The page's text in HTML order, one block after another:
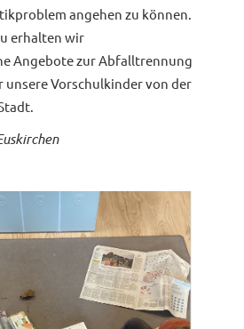
angehen zu können.
erhalten wir
Angebote zur Abfalltrennung
unsere Vorschulkinder von der